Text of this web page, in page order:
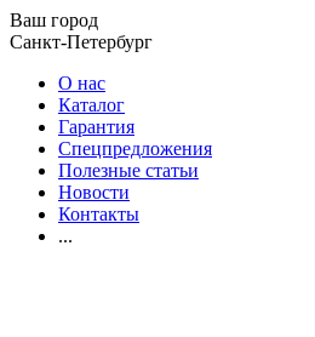
Ваш город
Санкт-Петербург
О нас
Каталог
Гарантия
Спецпредложения
Полезные статьи
Новости
Контакты
...